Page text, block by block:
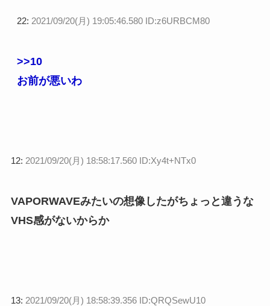
22: 2021/09/20(月) 19:05:46.580 ID:z6URBCM80
>>10
お前が悪いわ
12: 2021/09/20(月) 18:58:17.560 ID:Xy4t+NTx0
VAPORWAVEみたいの想像したがちょっと違うな
VHS感がないからか
13: 2021/09/20(月) 18:58:39.356 ID:QRQSewU10